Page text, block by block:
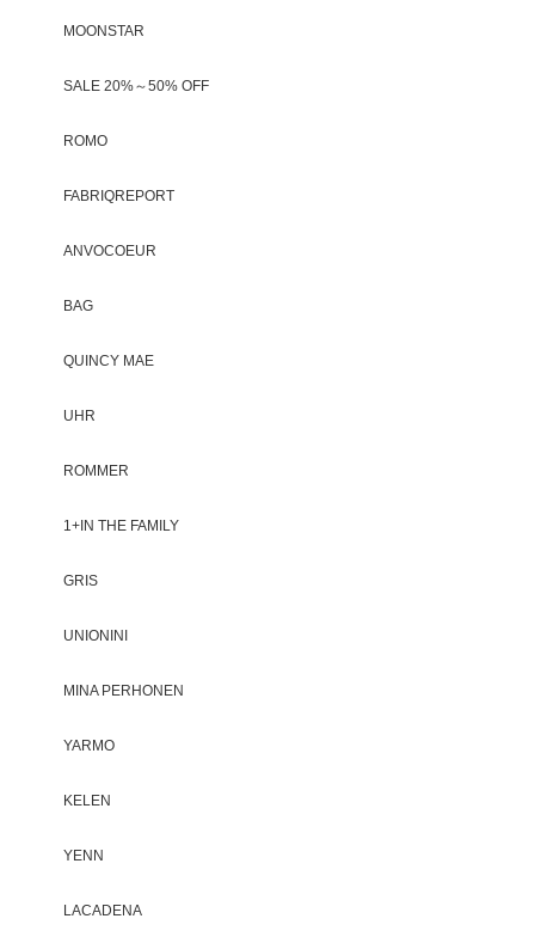
MOONSTAR
SALE 20%～50% OFF
ROMO
FABRIQREPORT
ANVOCOEUR
BAG
QUINCY MAE
UHR
ROMMER
1+IN THE FAMILY
GRIS
UNIONINI
MINA PERHONEN
YARMO
KELEN
YENN
LACADENA